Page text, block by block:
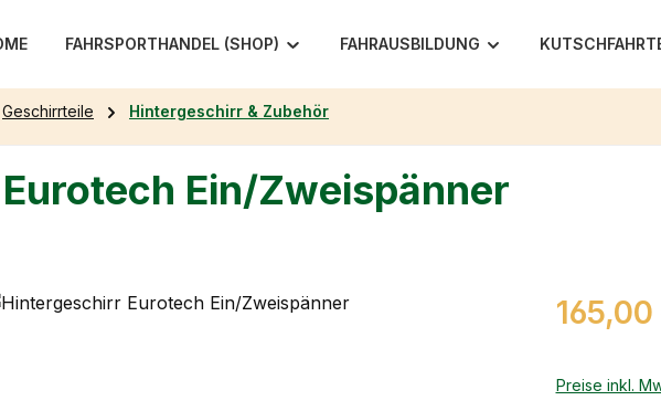
FAHRSPORTHANDEL (SHOP) FAHRAUSBILDUNG
Geschirrteile Hintergeschirr & Zubehör
Ein/Zweispänner
Regulärer
165,00
Preise inkl.